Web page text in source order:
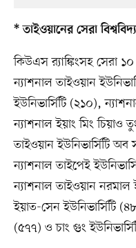
* তাইওয়ানের সেরা
কিউএস র‍্যাঙ্কিংসহ সেরা
ন্যাশনাল তাইওয়ান
ইউনিভার্সিটি (২১০),
ন্যাশনাল ইয়াং মিং চিয়াও
তাইওয়ান ইউনিভার্সিটি
ন্যাশনাল তাইপেই
ন্যাশনাল তাইওয়ান নরমাল
ইয়াত-সেন ইউনিভার্সিটি
(৫৭৭) ও চাং গুং